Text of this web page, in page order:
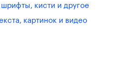
кисти и другое
картинок и видео